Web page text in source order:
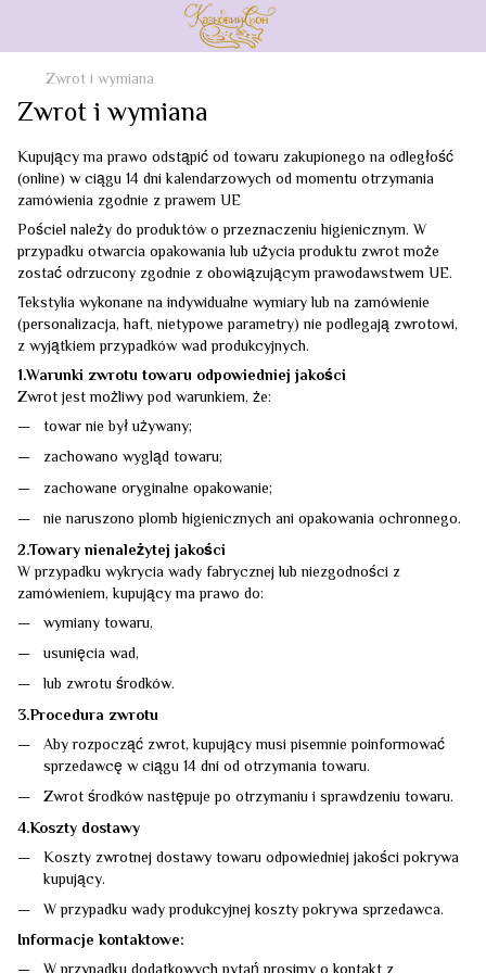
Zwrot i wymiana
Zwrot i wymiana
Kupujący ma prawo odstąpić od towaru zakupionego na odległość
(online) w ciągu 14 dni kalendarzowych od momentu otrzymania
zamówienia zgodnie z prawem UE
Pościel należy do produktów o przeznaczeniu higienicznym. W
przypadku otwarcia opakowania lub użycia produktu zwrot może
zostać odrzucony zgodnie z obowiązującym prawodawstwem UE.
Tekstylia wykonane na indywidualne wymiary lub na zamówienie
(personalizacja, haft, nietypowe parametry) nie podlegają zwrotowi,
z wyjątkiem przypadków wad produkcyjnych.
1.Warunki zwrotu towaru odpowiedniej jakości
Zwrot jest możliwy pod warunkiem, że:
towar nie był używany;
zachowano wygląd towaru;
zachowane oryginalne opakowanie;
nie naruszono plomb higienicznych ani opakowania ochronnego.
2.Towary nienależytej jakości
W przypadku wykrycia wady fabrycznej lub niezgodności z
zamówieniem, kupujący ma prawo do:
wymiany towaru,
usunięcia wad,
lub zwrotu środków.
3.Procedura zwrotu
Aby rozpocząć zwrot, kupujący musi pisemnie poinformować
sprzedawcę w ciągu 14 dni od otrzymania towaru.
Zwrot środków następuje po otrzymaniu i sprawdzeniu towaru.
4.Koszty dostawy
Koszty zwrotnej dostawy towaru odpowiedniej jakości pokrywa
kupujący.
W przypadku wady produkcyjnej koszty pokrywa sprzedawca.
Informacje kontaktowe: